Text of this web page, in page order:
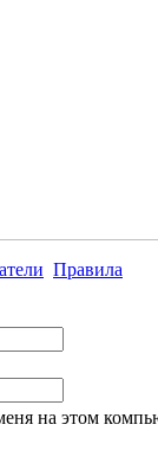
Правила
на этом